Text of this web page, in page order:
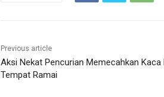
Previous article
Aksi Nekat Pencurian Memecahkan Kaca
Tempat Ramai